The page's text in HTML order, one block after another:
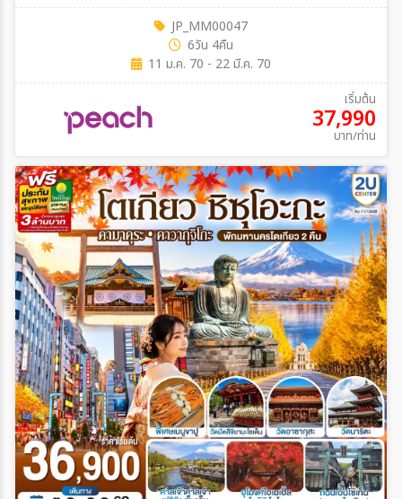
JP_MM00047
6วัน 4คืน
11 ม.ค. 70 - 22 มี.ค. 70
เริ่มต้น
37,990
บาท/ท่าน